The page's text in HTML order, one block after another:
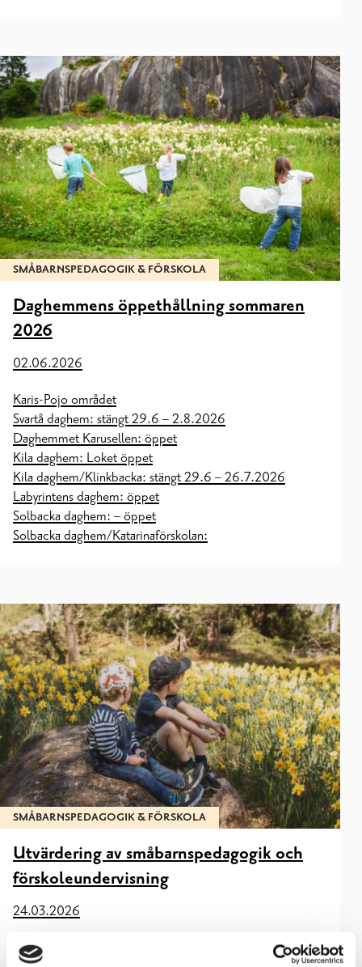
SMÅBARNSPEDAGOGIK & FÖRSKOLA
Daghemmens öppethållning sommaren
2026
02.06.2026
Karis-Pojo området
Svartå daghem: stängt 29.6 – 2.8.2026
Daghemmet Karusellen: öppet
Kila daghem: Loket öppet
Kila daghem/Klinkbacka: stängt 29.6 – 26.7.2026
Labyrintens daghem: öppet
Solbacka daghem: – öppet
Solbacka daghem/Katarinaförskolan:
SMÅBARNSPEDAGOGIK & FÖRSKOLA
Utvärdering av småbarnspedagogik och
förskoleundervisning
24.03.2026
Vår årliga utvärdering av småbarnspedagogik och